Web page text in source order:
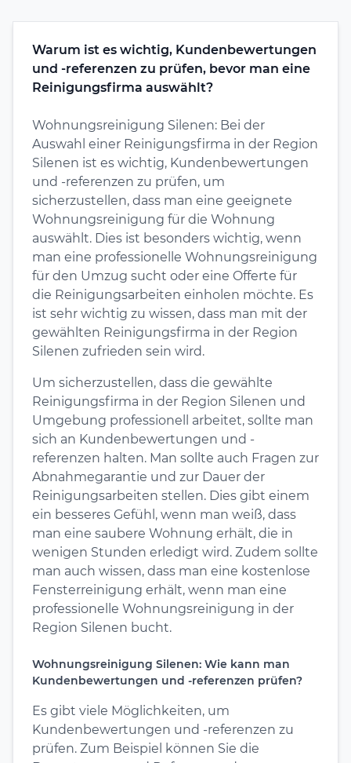
Warum ist es wichtig, Kundenbewertungen
und -referenzen zu prüfen, bevor man eine
Reinigungsfirma auswählt?
Wohnungsreinigung Silenen: Bei der
Auswahl einer Reinigungsfirma in der Region
Silenen ist es wichtig, Kundenbewertungen
und -referenzen zu prüfen, um
sicherzustellen, dass man eine geeignete
Wohnungsreinigung für die Wohnung
auswählt. Dies ist besonders wichtig, wenn
man eine professionelle Wohnungsreinigung
für den Umzug sucht oder eine Offerte für
die Reinigungsarbeiten einholen möchte. Es
ist sehr wichtig zu wissen, dass man mit der
gewählten Reinigungsfirma in der Region
Silenen zufrieden sein wird.
Um sicherzustellen, dass die gewählte
Reinigungsfirma in der Region Silenen und
Umgebung professionell arbeitet, sollte man
sich an Kundenbewertungen und -
referenzen halten. Man sollte auch Fragen zur
Abnahmegarantie und zur Dauer der
Reinigungsarbeiten stellen. Dies gibt einem
ein besseres Gefühl, wenn man weiß, dass
man eine saubere Wohnung erhält, die in
wenigen Stunden erledigt wird. Zudem sollte
man auch wissen, dass man eine kostenlose
Fensterreinigung erhält, wenn man eine
professionelle Wohnungsreinigung in der
Region Silenen bucht.
Wohnungsreinigung Silenen: Wie kann man
Kundenbewertungen und -referenzen prüfen?
Es gibt viele Möglichkeiten, um
Kundenbewertungen und -referenzen zu
prüfen. Zum Beispiel können Sie die